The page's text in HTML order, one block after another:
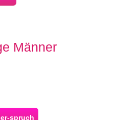
Männer
spruch